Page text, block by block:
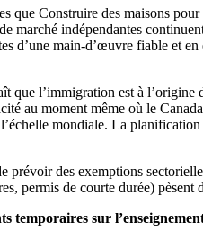
que Construire des maisons
marché indépendantes
d’une main-d’œuvre fiable et en
que l’immigration est à
au moment même où le
mondiale. La
prévoir des exemptions
permis de courte durée) pèsent
temporaires sur